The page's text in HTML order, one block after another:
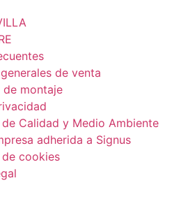
de venta
de montaje
Calidad y Medio Ambiente
adherida a Signus
cookies